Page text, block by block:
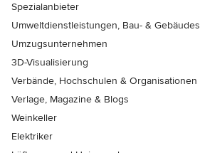
Spezialanbieter
Umweltdienstleistungen, Bau- &
Umzugsunternehmen
3D-Visualisierung
Verbände, Hochschulen & Organisationen
Verlage, Magazine & Blogs
Weinkeller
Elektriker